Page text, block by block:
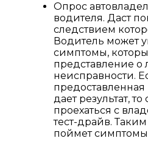
Опрос
водителя. Даст
следствием
Водитель может
симптомы,
представление о
неисправности.
дает результат,
проехаться с
тест-драйв.
поймет